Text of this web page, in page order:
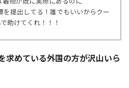
を提出してる！誰でもいいからクー
助けてくれ！！！
求めている外国の方が沢山いら